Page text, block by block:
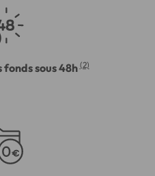
sous 48h (2)